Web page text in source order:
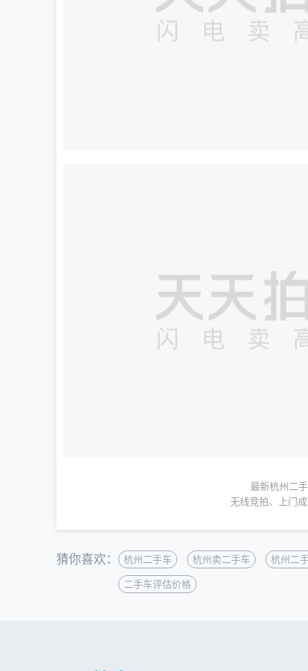
最新杭州二
无线竞拍、上门
猜你喜欢： 杭州二手车 杭州卖二手车 杭州二
二手车评估价格